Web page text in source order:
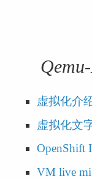
虚拟化介
虚拟化文
OpenShift
VM live